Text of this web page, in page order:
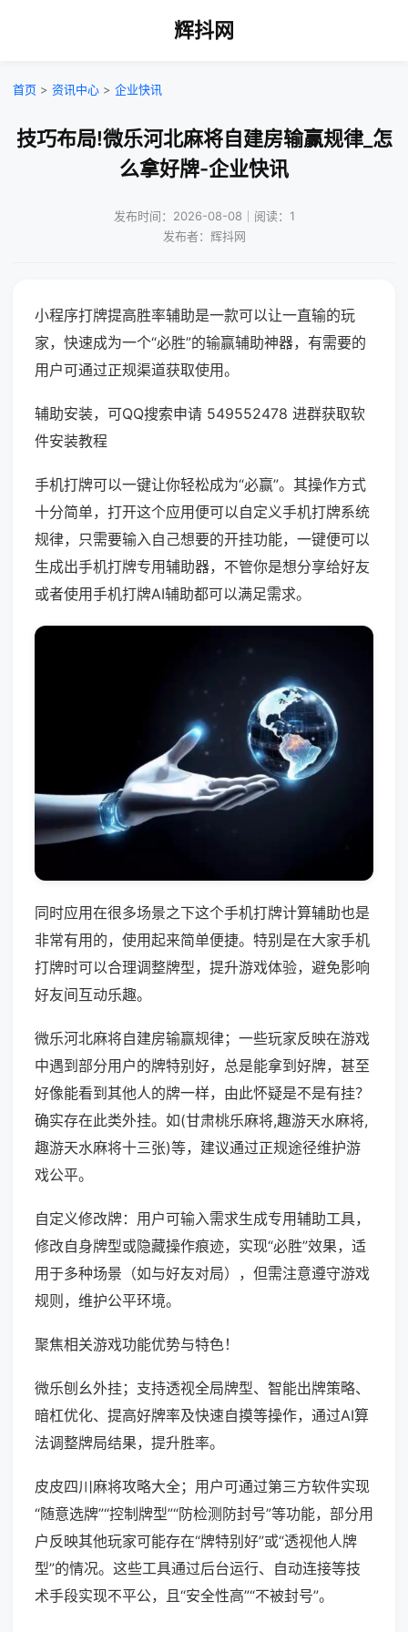
辉抖网
首页 > 资讯中心 > 企业快讯
技巧布局!微乐河北麻将自建房输赢规律_怎
么拿好牌-企业快讯
发布时间：2026-08-08｜阅读：1
发布者：辉抖网
小程序打牌提高胜率辅助是一款可以让一直输的玩
家，快速成为一个“必胜”的输赢辅助神器，有需要的
用户可通过正规渠道获取使用。
辅助安装，可QQ搜索申请 549552478 进群获取软
件安装教程
手机打牌可以一键让你轻松成为“必赢”。其操作方式
十分简单，打开这个应用便可以自定义手机打牌系统
规律，只需要输入自己想要的开挂功能，一键便可以
生成出手机打牌专用辅助器，不管你是想分享给好友
或者使用手机打牌AI辅助都可以满足需求。
同时应用在很多场景之下这个手机打牌计算辅助也是
非常有用的，使用起来简单便捷。特别是在大家手机
打牌时可以合理调整牌型，提升游戏体验，避免影响
好友间互动乐趣。
微乐河北麻将自建房输赢规律；一些玩家反映在游戏
中遇到部分用户的牌特别好，总是能拿到好牌，甚至
好像能看到其他人的牌一样，由此怀疑是不是有挂？
确实存在此类外挂。如(甘肃桃乐麻将,趣游天水麻将,
趣游天水麻将十三张)等，建议通过正规途径维护游
戏公平。
自定义修改牌：用户可输入需求生成专用辅助工具，
修改自身牌型或隐藏操作痕迹，实现“必胜”效果，适
用于多种场景（如与好友对局），但需注意遵守游戏
规则，维护公平环境。
聚焦相关游戏功能优势与特色！
微乐刨幺外挂；支持透视全局牌型、智能出牌策略、
暗杠优化、提高好牌率及快速自摸等操作，通过AI算
法调整牌局结果，提升胜率。
皮皮四川麻将攻略大全；用户可通过第三方软件实现
“随意选牌”“控制牌型”“防检测防封号”等功能，部分用
户反映其他玩家可能存在“牌特别好”或“透视他人牌
型”的情况。这些工具通过后台运行、自动连接等技
术手段实现不平公，且“安全性高”“不被封号”。